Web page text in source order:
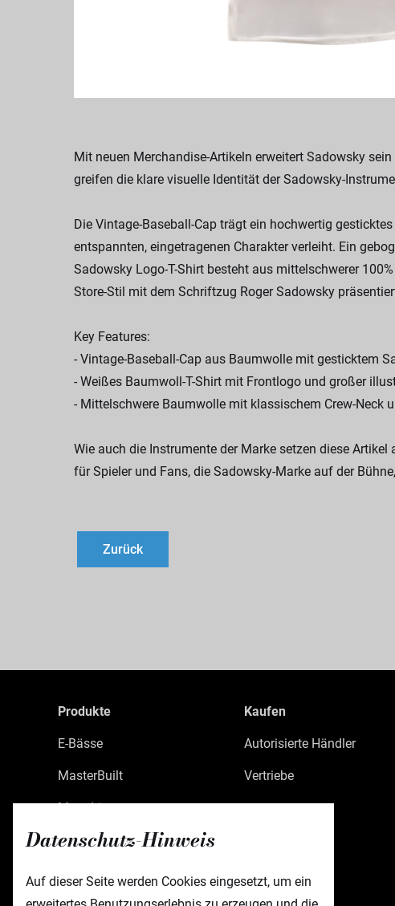
Datenschutz-Hinweis
Auf dieser Seite werden Cookies eingesetzt, um ein
Mit neuen Merchandise-Artikeln erweitert Sadowsky
greifen die klare visuelle Identität der Sadowsky-
Die Vintage-Baseball-Cap trägt ein hochwertig
entspannten, eingetragenen Charakter verleiht. Ein
Sadowsky Logo-T-Shirt besteht aus mittelschwerer
Store-Stil mit dem Schriftzug Roger Sadowsky
Key Features:
- Vintage-Baseball-Cap aus Baumwolle mit gesticktem
- Weißes Baumwoll-T-Shirt mit Frontlogo und großer
- Mittelschwere Baumwolle mit klassischem Crew-Neck
Wie auch die Instrumente der Marke setzen diese
für Spieler und Fans, die Sadowsky-Marke auf der
Zurück
Produkte
E-Bässe
MasterBuilt
MetroLine
MetroExpress
Kaufen
Autorisierte Händler
Vertriebe